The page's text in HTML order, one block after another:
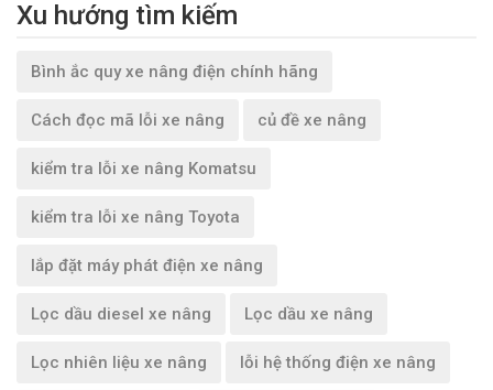
Xu hướng tìm kiếm
Bình ắc quy xe nâng điện chính hãng
Cách đọc mã lỗi xe nâng củ đề xe nâng
kiểm tra lỗi xe nâng Komatsu
kiểm tra lỗi xe nâng Toyota
lắp đặt máy phát điện xe nâng
Lọc dầu diesel xe nâng Lọc dầu xe nâng
Lọc nhiên liệu xe nâng lỗi hệ thống điện xe nâng